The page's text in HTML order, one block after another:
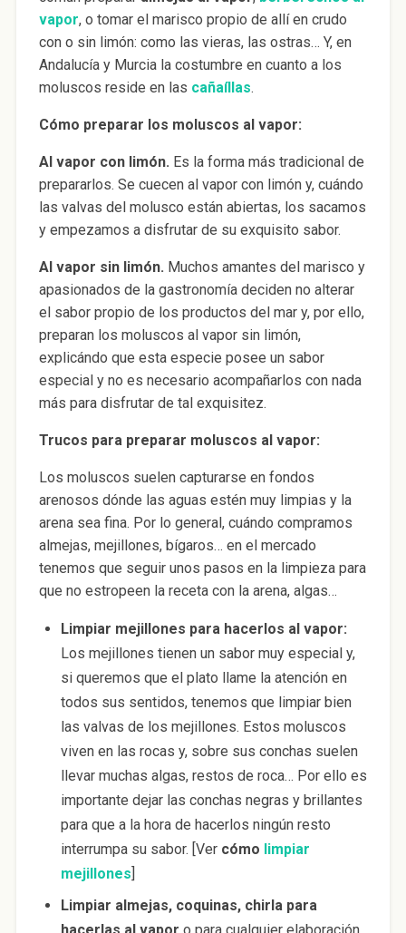
vapor, o tomar el marisco propio de allí en crudo
con o sin limón: como las vieras, las ostras… Y, en
Andalucía y Murcia la costumbre en cuanto a los
moluscos reside en las cañaíllas.
Cómo preparar los moluscos al vapor:
Al vapor con limón. Es la forma más tradicional de
prepararlos. Se cuecen al vapor con limón y, cuándo
las valvas del molusco están abiertas, los sacamos
y empezamos a disfrutar de su exquisito sabor.
Al vapor sin limón. Muchos amantes del marisco y
apasionados de la gastronomía deciden no alterar
el sabor propio de los productos del mar y, por ello,
preparan los moluscos al vapor sin limón,
explicándo que esta especie posee un sabor
especial y no es necesario acompañarlos con nada
más para disfrutar de tal exquisitez.
Trucos para preparar moluscos al vapor:
Los moluscos suelen capturarse en fondos
arenosos dónde las aguas estén muy limpias y la
arena sea fina. Por lo general, cuándo compramos
almejas, mejillones, bígaros… en el mercado
tenemos que seguir unos pasos en la limpieza para
que no estropeen la receta con la arena, algas…
Limpiar mejillones para hacerlos al vapor:
Los mejillones tienen un sabor muy especial y,
si queremos que el plato llame la atención en
todos sus sentidos, tenemos que limpiar bien
las valvas de los mejillones. Estos moluscos
viven en las rocas y, sobre sus conchas suelen
llevar muchas algas, restos de roca… Por ello es
importante dejar las conchas negras y brillantes
para que a la hora de hacerlos ningún resto
interrumpa su sabor. [Ver cómo limpiar
mejillones]
Limpiar almejas, coquinas, chirla para